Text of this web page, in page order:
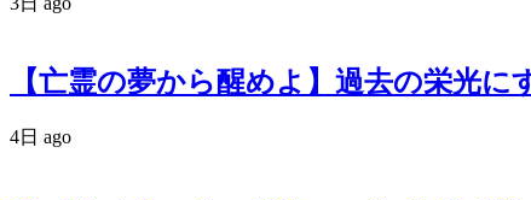
【亡霊の夢から醒めよ】過去の栄光
4日 ago